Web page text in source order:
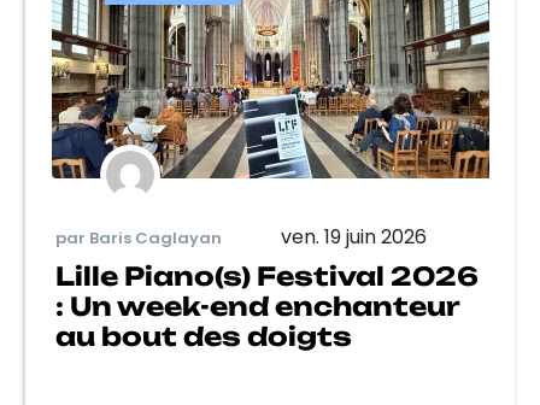
par Baris Caglayan ven. 19 juin 2026
Lille Piano(s) Festival 2026
: Un week-end enchanteur
au bout des doigts